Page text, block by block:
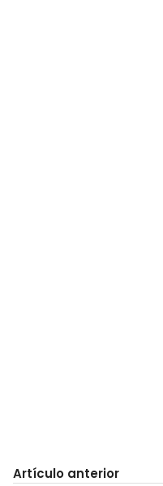
Artículo anterior